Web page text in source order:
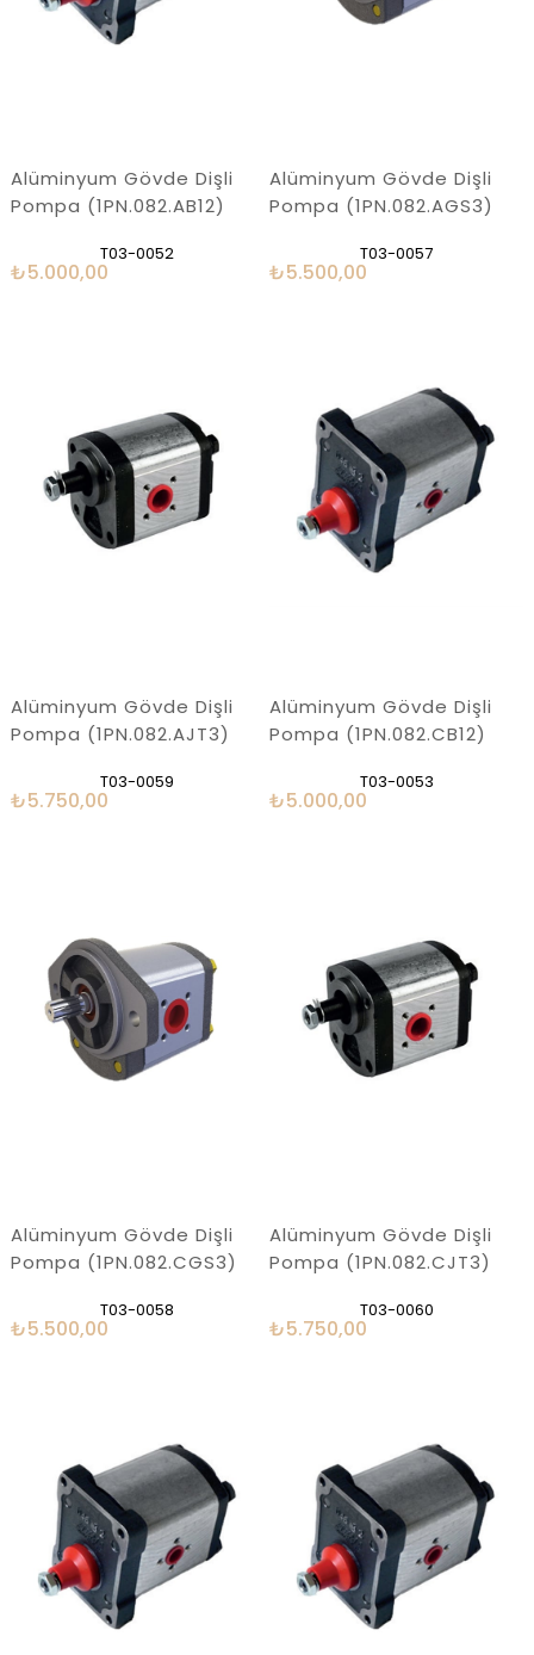
Alüminyum Gövde Dişli
Pompa (1PN.082.AB12)
T03-0052
₺5.000,00
Alüminyum Gövde Dişli
Pompa (1PN.082.AGS3)
T03-0057
₺5.500,00
Alüminyum Gövde Dişli
Pompa (1PN.082.AJT3)
T03-0059
₺5.750,00
Alüminyum Gövde Dişli
Pompa (1PN.082.CB12)
T03-0053
₺5.000,00
Alüminyum Gövde Dişli
Pompa (1PN.082.CGS3)
T03-0058
₺5.500,00
Alüminyum Gövde Dişli
Pompa (1PN.082.CJT3)
T03-0060
₺5.750,00